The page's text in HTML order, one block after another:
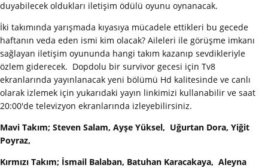
duyabilecek oldukları iletişim ödülü oyunu oynanacak.
İki takımında yarışmada kıyasıya mücadele ettikleri bu gecede
haftanın veda eden ismi kim olacak? Aileleri ile görüşme imkanı
sağlayan iletişim oyununda hangi takım kazanıp sevdikleriyle
özlem giderecek. Dopdolu bir survivor gecesi için Tv8
ekranlarında yayınlanacak yeni bölümü Hd kalitesinde ve canlı
olarak izlemek için yukarıdaki yayın linkimizi kullanabilir ve saat
20:00'de televizyon ekranlarında izleyebilirsiniz.
Mavi Takım; Steven Salam, Ayşe Yüksel, Uğurtan Dora, Yiğit
Poyraz,
Kırmızı Takım; İsmail Balaban, Batuhan Karacakaya, Aleyna